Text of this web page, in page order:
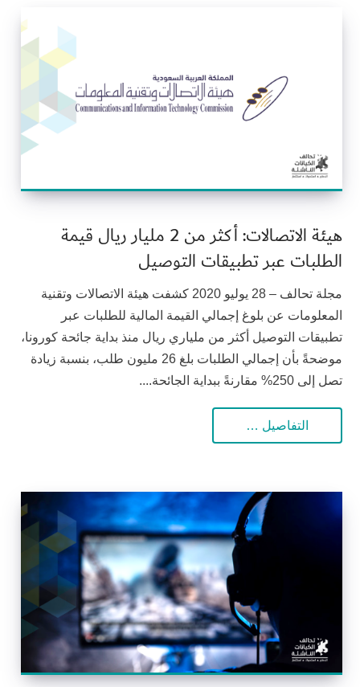
هيئة الاتصالات: أكثر من 2 مليار ريال قيمة
الطلبات عبر تطبيقات التوصيل
مجلة تحالف – 28 يوليو 2020 كشفت هيئة الاتصالات وتقنية
المعلومات عن بلوغ إجمالي القيمة المالية للطلبات عبر
تطبيقات التوصيل أكثر من ملياري ريال منذ بداية جائحة كورونا،
موضحةً بأن إجمالي الطلبات بلغ 26 مليون طلب، بنسبة زيادة
تصل إلى 250% مقارنةً ببداية الجائحة....
التفاصيل …